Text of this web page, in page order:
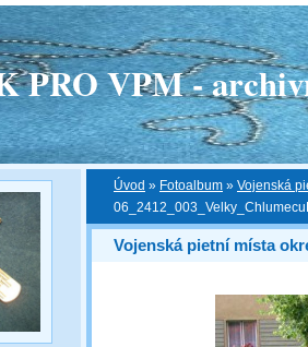
PRO VPM -
Úvod » Fotoalbum » Vojenská
Vojenská pietní místa